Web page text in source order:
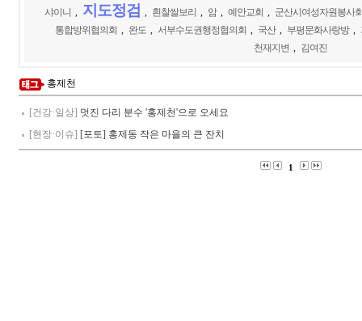
샤이니 지도정검 흰찰쌀보리 암 예안교회
군산시여성자원봉사
통합방위협의회
완도 서부수도권행정협의회 국산 부평문화사랑방
천재지변
김여진
홍제천
[건강·일상] 멋진 다리 분수 '홍제천'으로 오세요
[현장·이슈] [포토] 홍제동 작은 마을의 큰 잔치
1